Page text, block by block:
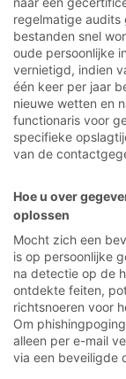
regelmatige
bestanden snel
oude persoonlijke
vernietigd, indien
één keer per jaar
nieuwe wetten en
functionaris voor
specifieke
van de
Hoe u over
oplossen
Mocht zich een
is op persoonlijke
na detectie op de
ontdekte feiten,
richtsnoeren voor
Om
alleen per e-mail
via een beveiligde